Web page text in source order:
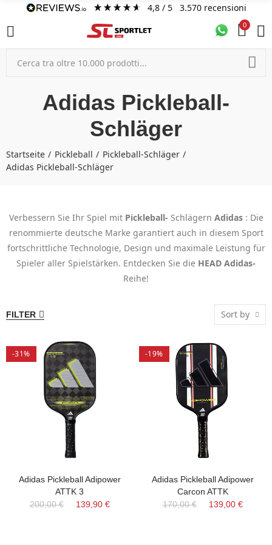
4,8/ 5 3.570 recensioni
0
Adidas Pickleball-
Schläger
Startseite Pickleball
Pickleball-Schläger
Adidas Pickleball-Schläger
Verbessern Sie Ihr Spiel mit Pickleball- Schlägern Adidas: Die
renommierte deutsche Marke garantiert auch in diesem Sport
fortschrittliche Technologie, Design und maximale Leistung für
Spieler aller Spielstärken. Entdecken Sie die HEAD Adidas-
Reihe!
FILTER Sort by
-31%
Adidas Pickleball Adipower
ATTK 3
200,00 €
139,90 €
-19%
Adidas Pickleball Adipower
Carcon ATTK
170,00 €
139,00 €